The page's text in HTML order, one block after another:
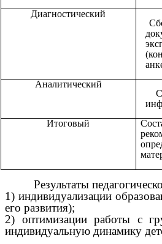
Диагностический
Аналитический
Итоговый
Результаты
1) индивидуализации
его развития);
2) оптимизации работы с
индивидуальную динамику